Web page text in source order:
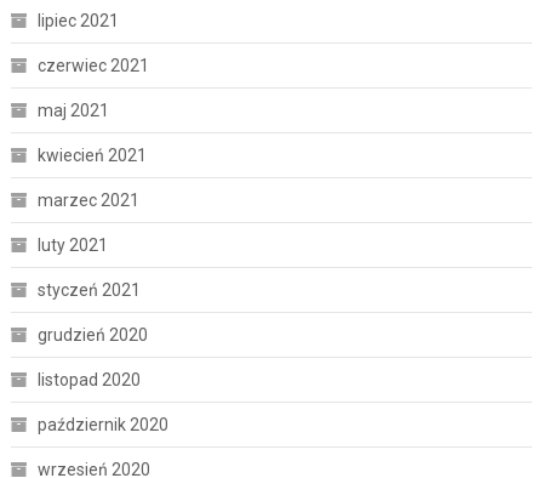
lipiec 2021
czerwiec 2021
maj 2021
kwiecień 2021
marzec 2021
luty 2021
styczeń 2021
grudzień 2020
listopad 2020
październik 2020
wrzesień 2020